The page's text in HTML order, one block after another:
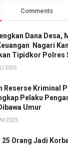
Comments
Dana Desa,
Nagari
Tipidkor Polres
2025
Reserse Kriminal
Pelaku
Umur
2025
25 Orang Jadi